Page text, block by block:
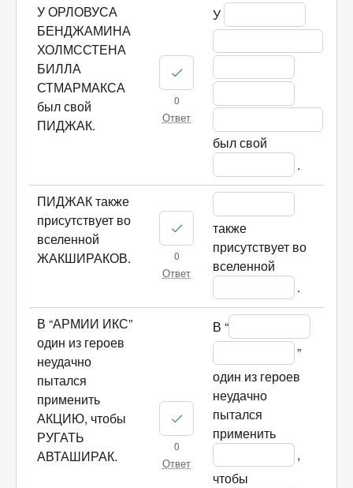
У ОРЛОВУСА
БЕНДЖАМИНА
ХОЛМССТЕНА
БИЛЛА
СТМАРМАКСА
был свой
ПИДЖАК.
0
Ответ
У
был свой
.
ПИДЖАК также
присутствует во
вселенной
ЖАКШИРАКОВ.
0
Ответ
также
присутствует во
вселенной
.
В “АРМИИ ИКС”
один из героев
неудачно
пытался
применить
АКЦИЮ, чтобы
РУГАТЬ
АВТАШИРАК.
0
Ответ
В “
”
один из героев
неудачно
пытался
применить
,
чтобы